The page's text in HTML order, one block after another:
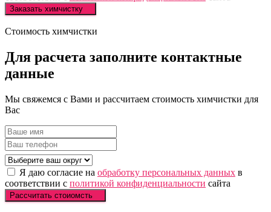
Заказать химчистку
Стоимость химчистки
Для расчета заполните контактные
данные
Мы свяжемся с Вами и рассчитаем стоимость химчистки для
Вас
Я даю согласие на обработку персональных данных в
соответствии с политикой конфиденциальности сайта
Рассчитать стоиомсть